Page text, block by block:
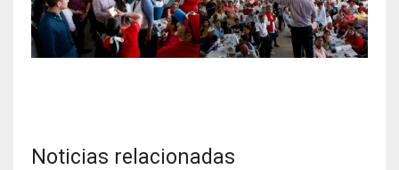
Noticias relacionadas